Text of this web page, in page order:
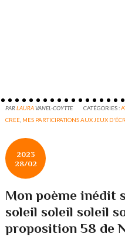
PARLAURAVANEL-COYTTE CATÉGORIES :
CREE MES PARTICIPATIONS AUX JEUX
2023
28/02
Mon poème inédit
soleil soleil soleil
proposition 58 de